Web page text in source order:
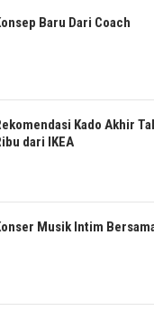
Baru Dari Coach
Kado Akhir
dari IKEA
Musik Intim